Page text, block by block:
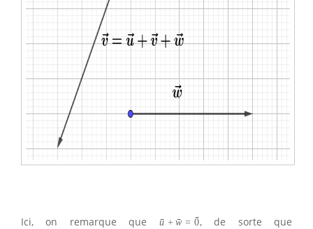
Ici, on remarque que →
u + →
w =
→
0, de sorte que